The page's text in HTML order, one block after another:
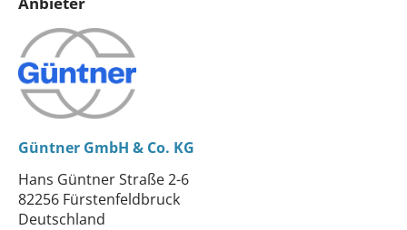
Güntner GmbH & Co. KG
Hans Güntner Straße 2-6
82256 Fürstenfeldbruck
Deutschland